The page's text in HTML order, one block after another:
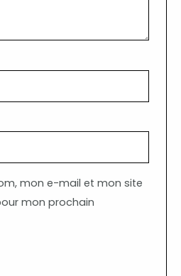
mon e-mail et mon site
mon prochain